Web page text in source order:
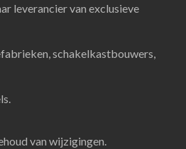
leverancier van exclusieve
schakelkastbouwers,
van wijzigingen.